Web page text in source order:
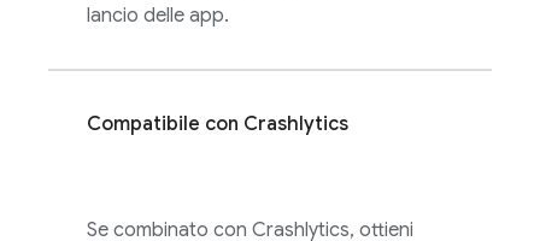
lancio delle app.
Compatibile con Crashlytics
Se combinato con Crashlytics, ottieni